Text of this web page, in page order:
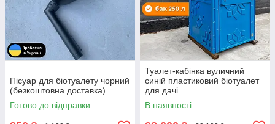
Пісуар для біотуалету чорний
(безкоштовна доставка)
Готово до відправки
Туалет-кабінка вуличний
синій пластиковий біотуалет
для дачі
В наявності